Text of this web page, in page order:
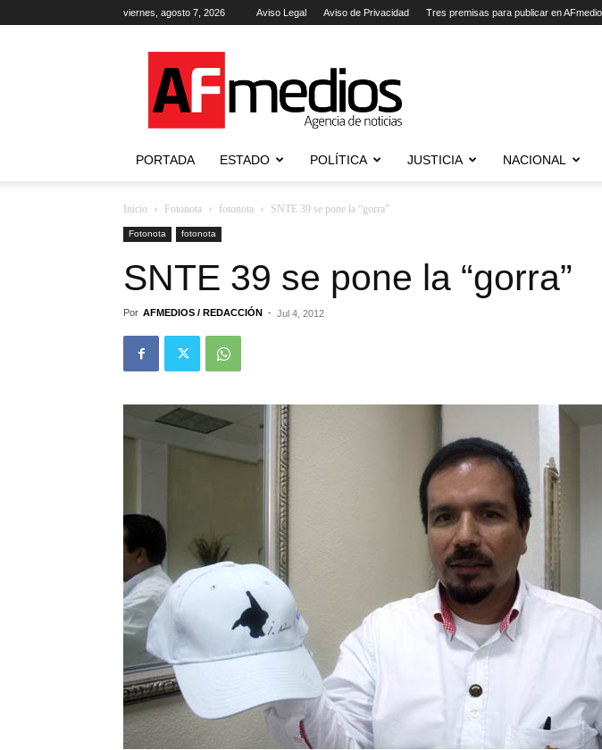
viernes, agosto 7, 2026 Aviso Legal Aviso de Privacidad Tres premisas para publicar en
Agencia
de
Noticias
PORTADA ESTADO POLÍTICA JUSTICIA NACIONAL
Inicio Fotonota fotonota SNTE 39 se pone la “gorra”
Fotonota fotonota
SNTE 39 se pone la “gorra”
Por AFMEDIOS / REDACCIÓN - Jul 4, 2012